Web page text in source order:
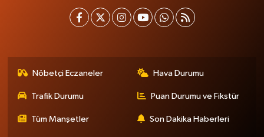
Nöbetçi Eczaneler Hava Durumu
Trafik Durumu Puan Durumu ve Fikstür
Tüm Manşetler Son Dakika Haberleri